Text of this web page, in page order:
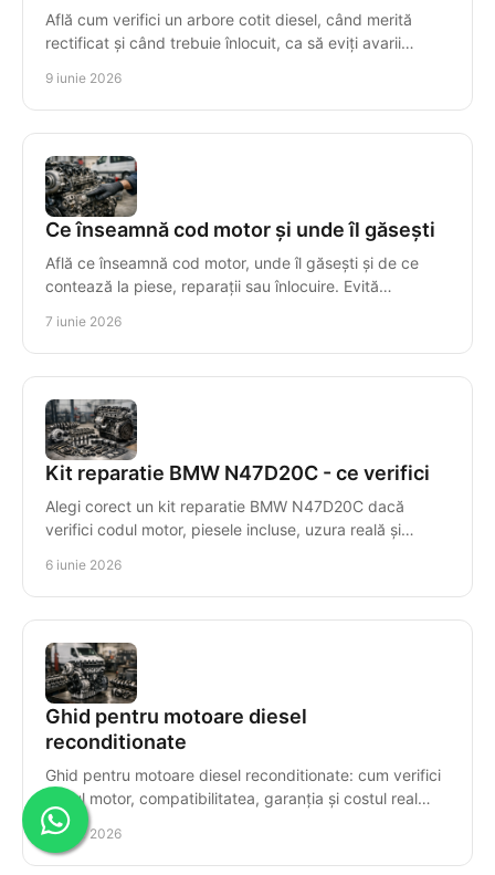
Află cum verifici un arbore cotit diesel, când merită
rectificat și când trebuie înlocuit, ca să eviți avarii
9 iunie 2026
Ce înseamnă cod motor și unde îl găsești
Află ce înseamnă cod motor, unde îl găsești și de ce
contează la piese, reparații sau înlocuire. Evită
7 iunie 2026
Kit reparatie BMW N47D20C - ce verifici
Alegi corect un kit reparatie BMW N47D20C dacă
verifici codul motor, piesele incluse, uzura reală și
6 iunie 2026
Ghid pentru motoare diesel
reconditionate
Ghid pentru motoare diesel reconditionate: cum verifici
codul motor, compatibilitatea, garanția și costul real
înainte să cumperi corect.
5 iunie 2026